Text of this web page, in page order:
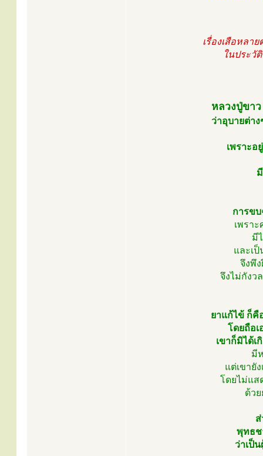
เรื่องเสือหล
ในประวั
หลวงปู่ขา
ว่าอุบายต่า
เพราะอ
การขบ
เพรา
มี
และเ
จึงพึ
จึงไม่กังว
ยาแก้ไข้ ก็คื
โดยถือ
เขาก็มิได้
มี
แต่เขายั
โดยไม่แส
ด้ว
พุทธช
ว่าเป็